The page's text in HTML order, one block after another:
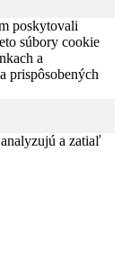
poskytovali
súbory cookie
a
prispôsobených
a zatiaľ